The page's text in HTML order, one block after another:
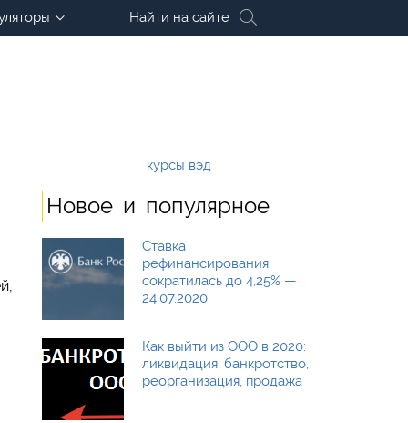
Найти на сайте
курсы вэд
Новое и популярное
Ставка
рефинансирования
сократилась до 4,25% —
24.07.2020
Как выйти из ООО в 2020:
ликвидация, банкротство,
реорганизация, продажа